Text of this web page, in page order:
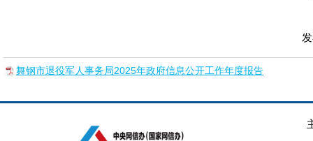
舞钢市退役军人事务局2025年政府信息公开工作年度报告